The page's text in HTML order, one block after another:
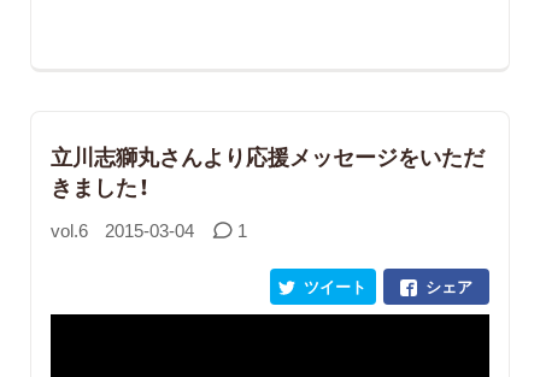
立川志獅丸さんより応援メッセージをいただ
きました！
vol.6 2015-03-04 1
シェア
ツイート